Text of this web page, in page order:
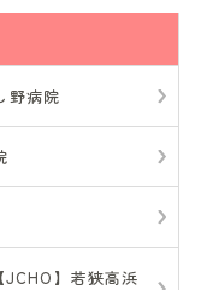
野病院
】若狭高浜